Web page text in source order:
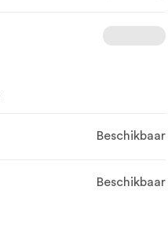
Beschikbaar
Beschikbaar